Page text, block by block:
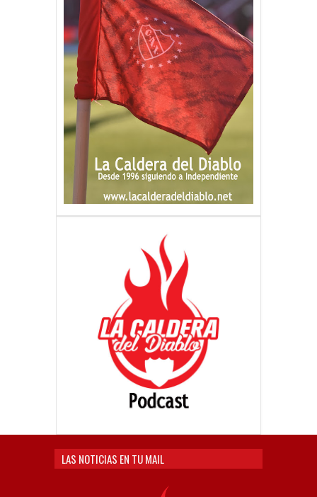
LAS NOTICIAS EN TU MAIL